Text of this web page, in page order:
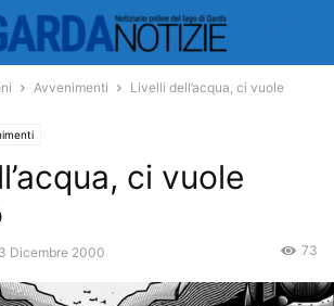
Avvenimenti
Livelli dell’acqua, ci vuole
ci vuole
Dicembre 2000 73